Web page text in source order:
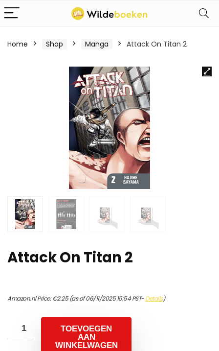
Home Shop Manga Attack On Titan 2
Attack On Titan 2
Amazon.nl Price:€2.25(as of 06/11/2025 15:54 PST-Details)
TOEVOEGEN
AAN
WINKELWAGEN